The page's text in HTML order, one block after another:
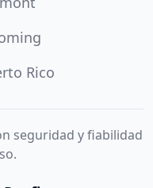
Rico
seguridad y fiabilidad